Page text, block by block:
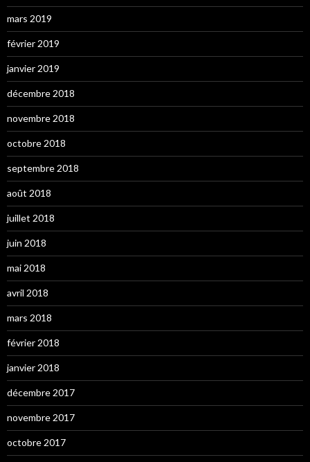
mars 2019
février 2019
janvier 2019
décembre 2018
novembre 2018
octobre 2018
septembre 2018
août 2018
juillet 2018
juin 2018
mai 2018
avril 2018
mars 2018
février 2018
janvier 2018
décembre 2017
novembre 2017
octobre 2017